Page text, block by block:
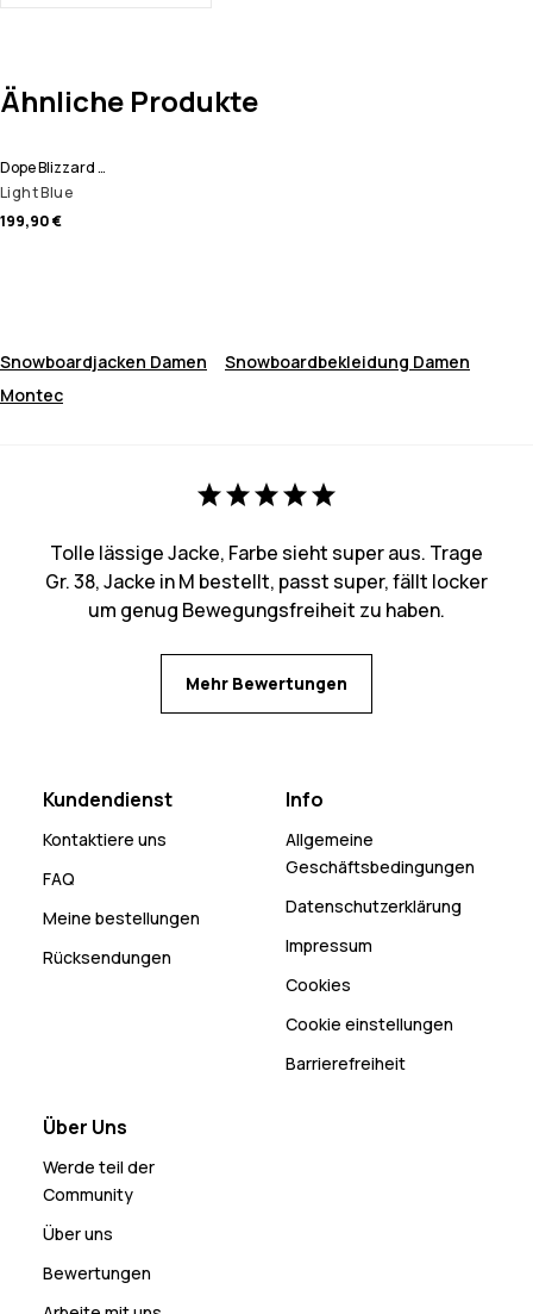
Ähnliche Produkte
Dope Blizzard W Full Zip Snowboardjacke Damen
Light Blue
199,90 €
Snowboardjacken Damen
Snowboardbekleidung Damen
Montec
Tolle lässige Jacke, Farbe sieht super aus. Trage
Gr. 38, Jacke in M bestellt, passt super, fällt locker
um genug Bewegungsfreiheit zu haben.
Mehr Bewertungen
Kundendienst
Kontaktiere uns
FAQ
Meine bestellungen
Rücksendungen
Info
Allgemeine
Geschäftsbedingungen
Datenschutzerklärung
Impressum
Cookies
Cookie einstellungen
Barrierefreiheit
Über Uns
Werde teil der
Community
Über uns
Bewertungen